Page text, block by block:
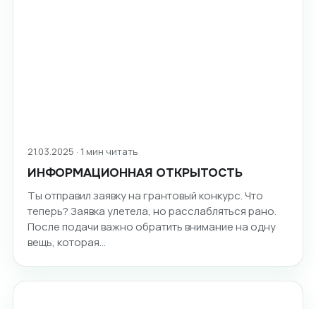
21.03.2025 · 1 мин читать
ИНФОРМАЦИОННАЯ ОТКРЫТОСТЬ
Ты отправил заявку на грантовый конкурс. Что
теперь? Заявка улетела, но расслабляться рано.
После подачи важно обратить внимание на одну
вещь, которая…